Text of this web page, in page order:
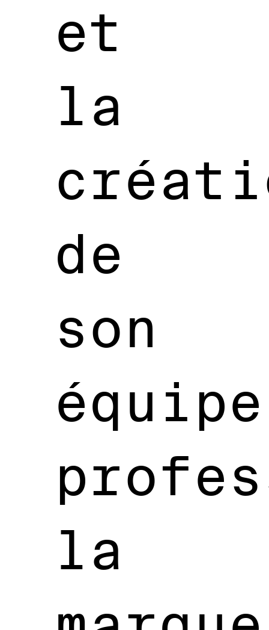
et
la
de
son
équipe
la